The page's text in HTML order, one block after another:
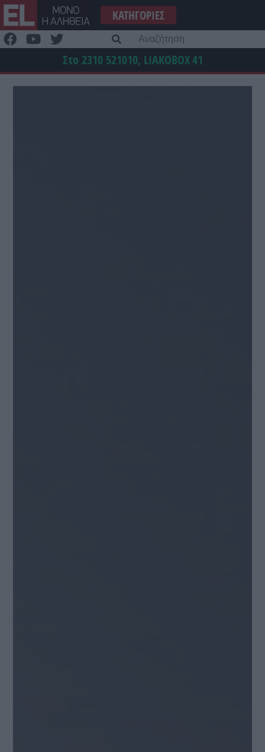
Μετάβαση
στο
περιεχόμενο
ΚΑΤΗΓΟΡΊΕΣ
Στο 2310 521010, LIAKOBOX41